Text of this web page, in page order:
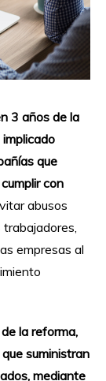
3 años de la
que
con
abusos
empresas al
la reforma,
suministran
mediante